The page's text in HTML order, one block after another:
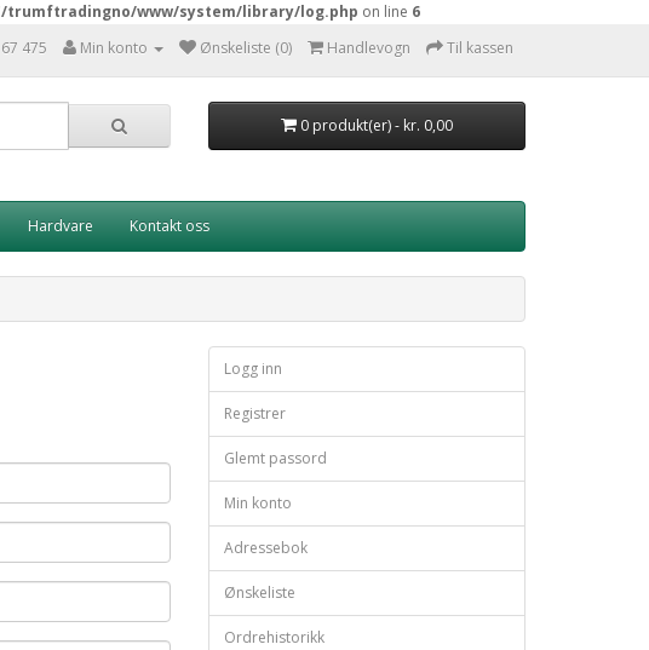
trumftradingno/www/system/library/log.php on line 6
475
Min konto Ønskeliste (0) Handlevogn Til kassen
0 produkt(er) - kr. 0,00
Hardvare Kontakt oss
Logg inn
Registrer
Glemt passord
Min konto
Adressebok
Ønskeliste
Ordrehistorikk